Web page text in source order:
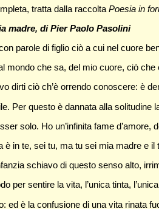
tratta dalla raccolta Poesia in
madre, di Pier Paolo Pasolini
parole di figlio ciò a cui nel cuore
mondo che sa, del mio cuore, ciò
dirti ciò ch’è orrendo conoscere: è
Per questo è dannata alla solitudine
solo. Ho un’infinita fame d’amore,
è in te, sei tu, ma tu sei mia madre e
schiavo di questo senso alto,
per sentire la vita, l’unica tinta,
ed è la confusione di una vita rinata